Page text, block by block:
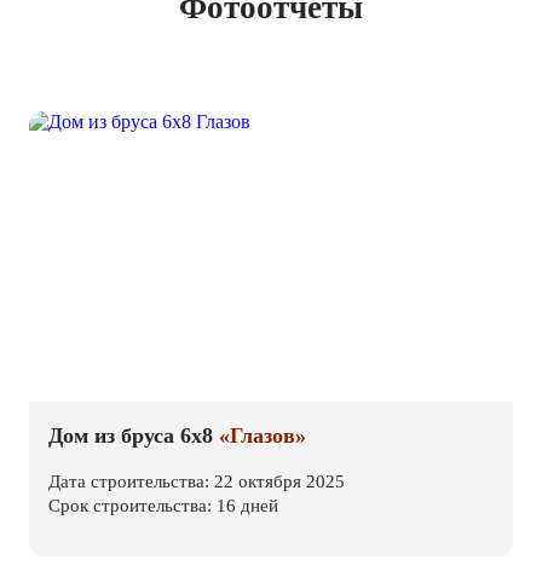
Дом из бруса 6х8 «Глазов»
Дата строительства: 22 октября 2025
Срок строительства: 16 дней